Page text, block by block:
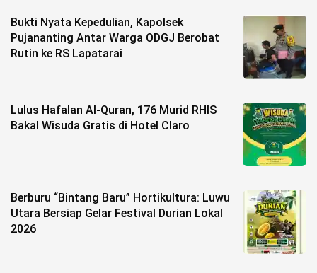
Bukti Nyata Kepedulian, Kapolsek
Pujananting Antar Warga ODGJ Berobat
Rutin ke RS Lapatarai
Lulus Hafalan Al-Quran, 176 Murid RHIS
Bakal Wisuda Gratis di Hotel Claro
Berburu “Bintang Baru” Hortikultura: Luwu
Utara Bersiap Gelar Festival Durian Lokal
2026